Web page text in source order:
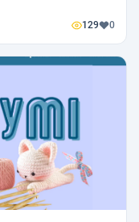
129 0